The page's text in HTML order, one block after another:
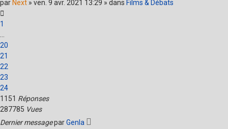
par Next » ven. 9 avr. 2021 13:29 » dans Films & Débats
1
20
21
22
23
24
1151 Réponses
287785 Vues
Dernier messageparGenla